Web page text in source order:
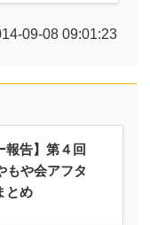
09-08 09:01:23
報告】第４回
もや会アフタ
とめ